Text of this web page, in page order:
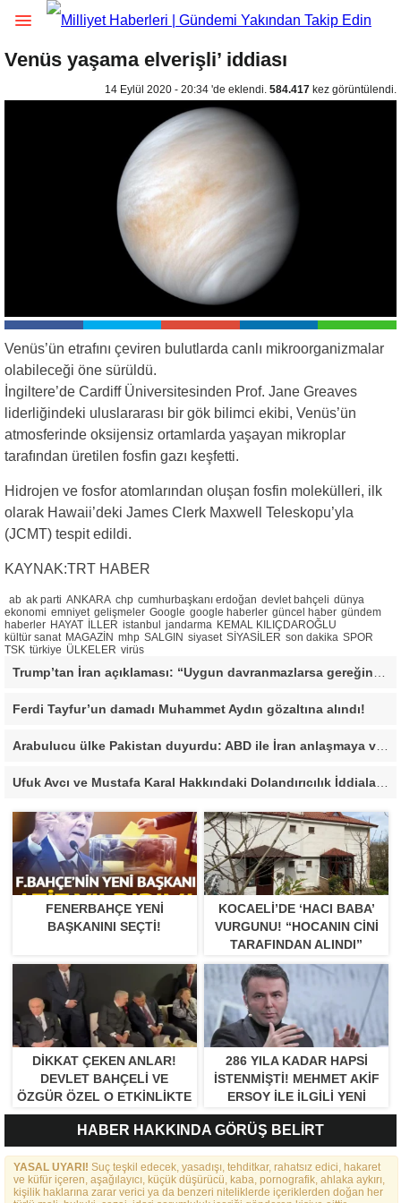
Venüs yaşama elverişli’ iddiası
14 Eylül 2020 - 20:34 'de eklendi. 584.417 kez görüntülendi.
Venüs’ün etrafını çeviren bulutlarda canlı mikroorganizmalar
olabileceği öne sürüldü.
İngiltere’de Cardiff Üniversitesinden Prof. Jane Greaves
liderliğindeki uluslararası bir gök bilimci ekibi, Venüs’ün
atmosferinde oksijensiz ortamlarda yaşayan mikroplar
tarafından üretilen fosfin gazı keşfetti.
Hidrojen ve fosfor atomlarından oluşan fosfin molekülleri, ilk
olarak Hawaii’deki James Clerk Maxwell Teleskopu’yla
(JCMT) tespit edildi.
KAYNAK:TRT HABER
ab ak parti ANKARA chp cumhurbaşkanı erdoğan devlet bahçeli dünya
ekonomi emniyet gelişmeler Google google haberler güncel haber gündem
haberler HAYAT İLLER istanbul jandarma KEMAL KILIÇDAROĞLU
kültür sanat MAGAZİN mhp SALGIN siyaset SİYASİLER son dakika SPOR
TSK türkiye ÜLKELER virüs
Ferdi Tayfur’un damadı Muhammet Aydın gözaltına alındı!
Arabulucu ülke Pakistan duyurdu: ABD ile İran anlaşmaya vardı
Ufuk Avcı ve Mustafa Karal Hakkındaki Dolandırıcılık İddiaları Büyüyor
FENERBAHÇE YENI
BAŞKANINI SEÇTI!
KOCAELI’DE ‘HACI BABA’
VURGUNU! “HOCANIN CINI
TARAFINDAN ALINDI”
DIKKAT ÇEKEN ANLAR!
DEVLET BAHÇELI VE
ÖZGÜR ÖZEL O ETKINLIKTE
BIR ARAYA GELDILER
286 YILA KADAR HAPSI
ISTENMIŞTI! MEHMET AKIF
ERSOY ILE ILGILI YENI
GELIŞME
HABER HAKKINDA GÖRÜŞ BELİRT
YASAL UYARI! Suç teşkil edecek, yasadışı, tehditkar, rahatsız edici, hakaret
ve küfür içeren, aşağılayıcı, küçük düşürücü, kaba, pornografik, ahlaka aykırı,
kişilik haklarına zarar verici ya da benzeri niteliklerde içeriklerden doğan her